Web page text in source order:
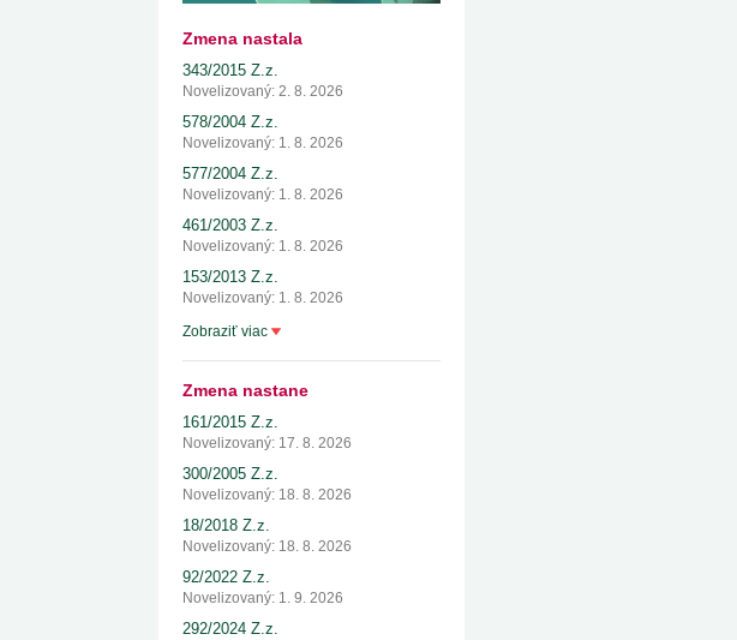
Zmena nastala
343/2015 Z.z.
Novelizovaný: 2. 8. 2026
578/2004 Z.z.
Novelizovaný: 1. 8. 2026
577/2004 Z.z.
Novelizovaný: 1. 8. 2026
461/2003 Z.z.
Novelizovaný: 1. 8. 2026
153/2013 Z.z.
Novelizovaný: 1. 8. 2026
Zobraziť viac
Zmena nastane
161/2015 Z.z.
Novelizovaný: 17. 8. 2026
300/2005 Z.z.
Novelizovaný: 18. 8. 2026
18/2018 Z.z.
Novelizovaný: 18. 8. 2026
92/2022 Z.z.
Novelizovaný: 1. 9. 2026
292/2024 Z.z.